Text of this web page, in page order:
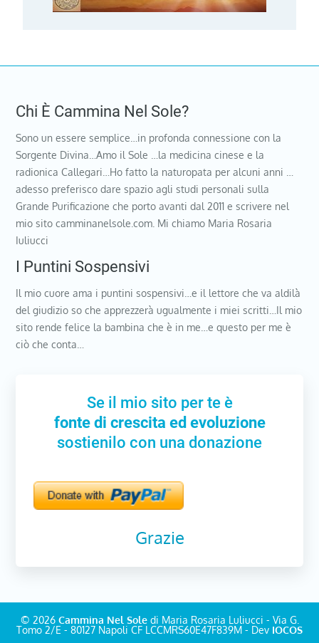
Chi È Cammina Nel Sole?
Sono un essere semplice…in profonda connessione con la
Sorgente Divina…Amo il Sole …la medicina cinese e la
radionica Callegari…Ho fatto la naturopata per alcuni anni …
adesso preferisco dare spazio agli studi personali sulla
Grande Purificazione che porto avanti dal 2011 e scrivere nel
mio sito camminanelsole.com. Mi chiamo Maria Rosaria
Iuliucci
I Puntini Sospensivi
Il mio cuore ama i puntini sospensivi…e il lettore che va aldilà
del giudizio so che apprezzerà ugualmente i miei scritti…Il mio
sito rende felice la bambina che è in me…e questo per me è
ciò che conta…
Se il mio sito per te è
fonte di crescita ed evoluzione
sostienilo con una donazione
Grazie
© 2026 Cammina Nel Soledi Maria Rosaria Luliucci - Via G.
Tomo 2/E - 80127 Napoli CF LCCMRS60E47F839M - Dev IOCOS